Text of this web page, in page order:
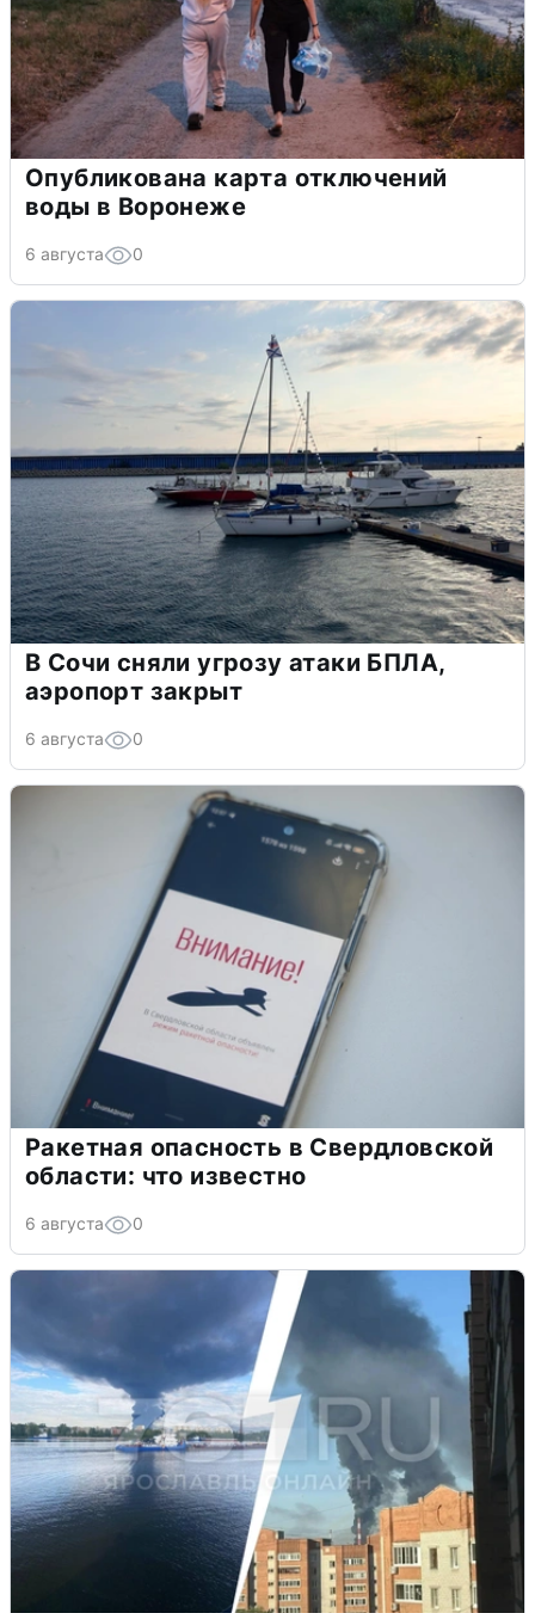
Опубликована карта отключений
воды в Воронеже
6 августа 0
В Сочи сняли угрозу атаки БПЛА,
аэропорт закрыт
6 августа 0
Ракетная опасность в Свердловской
области: что известно
6 августа 0